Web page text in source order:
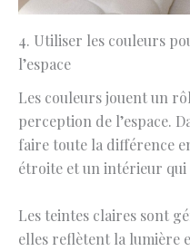
4. Utiliser les couleurs
l’espace
Les couleurs jouent un
perception de l’espace.
faire toute la différence
étroite et un intérieur
Les teintes claires sont
elles reflètent la lumière